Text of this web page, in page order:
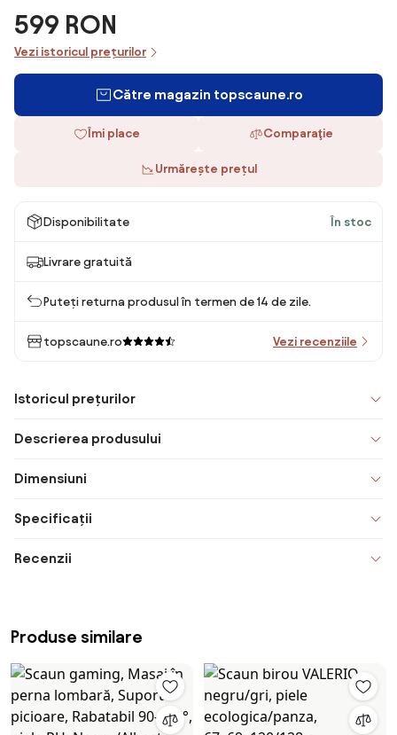
599 RON
Vezi istoricul prețurilor
Către magazin topscaune.ro
Îmi place Comparaţie
Urmărește prețul
Disponibilitate În stoc
Livrare gratuită
Puteți returna produsul în termen de 14 de zile.
topscaune.ro Vezi recenziile
Istoricul prețurilor
Descrierea produsului
Dimensiuni
Specificații
Recenzii
Produse similare